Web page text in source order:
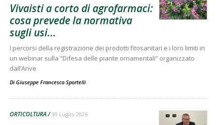
Vivaisti a corto di agrofarmaci:
cosa prevede la normativa
sugli usi...
I percorsi della registrazione dei prodotti fitosanitari e i loro limiti in
un webinar sulla “Difesa delle piante ornamentali” organizzato
dall’Anve
Di Giuseppe Francesco Sportelli
ORTICOLTURA 30 Luglio 2026